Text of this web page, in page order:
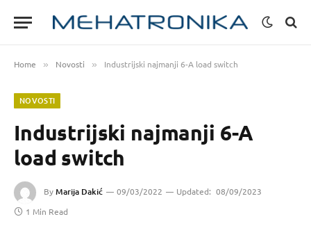
Home » Novosti » Industrijski najmanji 6-A load switch
NOVOSTI
Industrijski najmanji 6-A
load switch
ByMarija Dakić 09/03/2022 Updated: 08/09/2023
1 Min Read